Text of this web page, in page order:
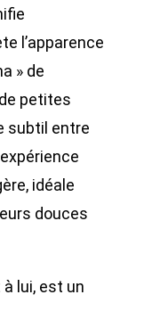
l’apparence
» de
petites
subtil entre
idéale
douces
lui, est un